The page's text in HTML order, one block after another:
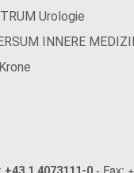
Urologie
INNERE
- Fax: